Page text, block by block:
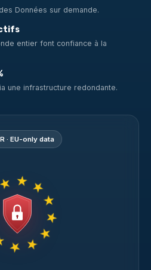
Données sur demande.
entier font confiance à la
une infrastructure redondante.
· EU-only data